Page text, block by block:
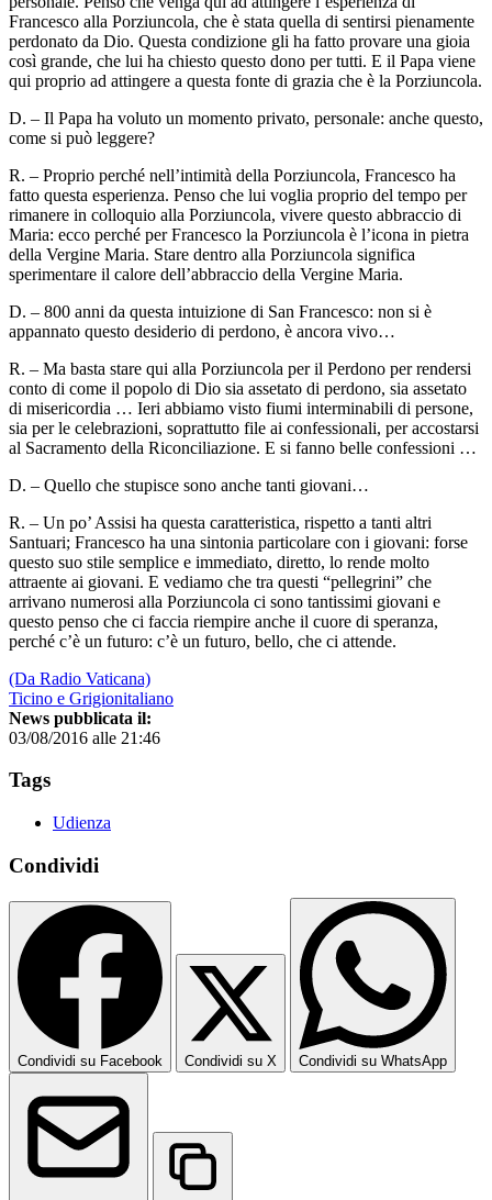
Francesco alla Porziuncola, che è stata quella di sentirsi pienamente
perdonato da Dio. Questa condizione gli ha fatto provare una gioia
così grande, che lui ha chiesto questo dono per tutti. E il Papa viene
qui proprio ad attingere a questa fonte di grazia che è la Porziuncola.
D. – Il Papa ha voluto un momento privato, personale: anche questo,
come si può leggere?
R. – Proprio perché nell’intimità della Porziuncola, Francesco ha
fatto questa esperienza. Penso che lui voglia proprio del tempo per
rimanere in colloquio alla Porziuncola, vivere questo abbraccio di
Maria: ecco perché per Francesco la Porziuncola è l’icona in pietra
della Vergine Maria. Stare dentro alla Porziuncola significa
sperimentare il calore dell’abbraccio della Vergine Maria.
D. – 800 anni da questa intuizione di San Francesco: non si è
appannato questo desiderio di perdono, è ancora vivo…
R. – Ma basta stare qui alla Porziuncola per il Perdono per rendersi
conto di come il popolo di Dio sia assetato di perdono, sia assetato
di misericordia … Ieri abbiamo visto fiumi interminabili di persone,
sia per le celebrazioni, soprattutto file ai confessionali, per accostarsi
al Sacramento della Riconciliazione. E si fanno belle confessioni …
D. – Quello che stupisce sono anche tanti giovani…
R. – Un po’ Assisi ha questa caratteristica, rispetto a tanti altri
Santuari; Francesco ha una sintonia particolare con i giovani: forse
questo suo stile semplice e immediato, diretto, lo rende molto
attraente ai giovani. E vediamo che tra questi “pellegrini” che
arrivano numerosi alla Porziuncola ci sono tantissimi giovani e
questo penso che ci faccia riempire anche il cuore di speranza,
perché c’è un futuro: c’è un futuro, bello, che ci attende.
(Da Radio Vaticana)
Ticino e Grigionitaliano
News pubblicata il:
03/08/2016 alle 21:46
Tags
Udienza
Condividi
Condividi su Facebook Condividi su X Condividi su WhatsApp